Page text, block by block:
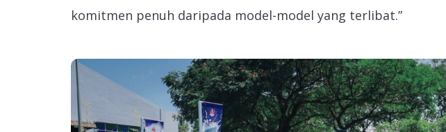
komitmen penuh daripada model-model yang terlibat.”